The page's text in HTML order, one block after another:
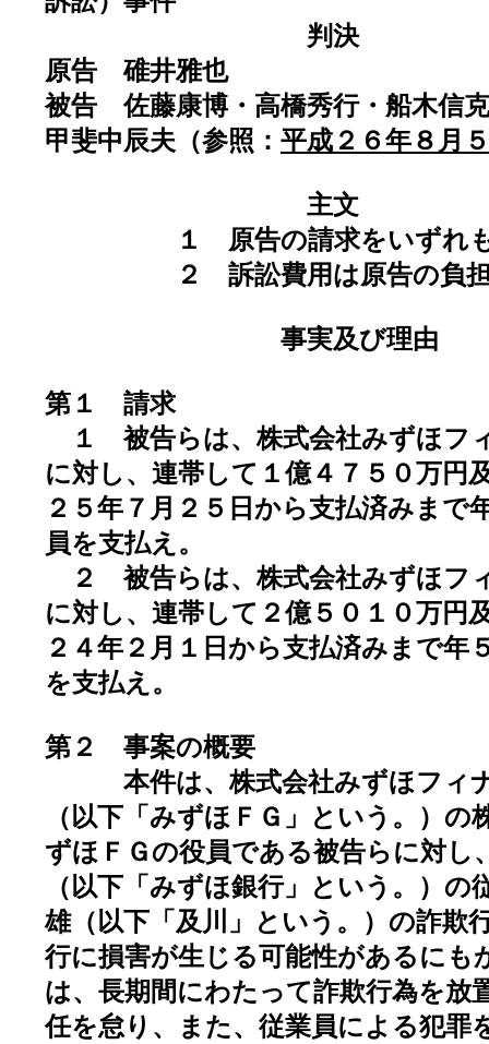
判決
原告 碓井雅也
被告 佐藤康博・高橋秀行・船木信
甲斐中辰夫（参照： 平成２６年８月
主文
１ 原告の請求をいずれも
２ 訴訟費用は原告の負担
事実及び理由
第１ 請求
１ 被告らは、株式会社みずほフ
に対し、連帯して１億４７５０万円
２５年７月２５日から支払済みまで
員を支払え。
２ 被告らは、株式会社みずほフ
に対し、連帯して２億５０１０万円
２４年２月１日から支払済みまで年
を支払え。
第２ 事案の概要
本件は、株式会社みずほフィナ
（以下「みずほＦＧ」という。）の
ずほＦＧの役員である被告らに対し
（以下「みずほ銀行」という。）の
雄（以下「及川」という。）の詐欺
行に損害が生じる可能性があるにも
は、長期間にわたって詐欺行為を放
任を怠り、また、従業員による犯罪